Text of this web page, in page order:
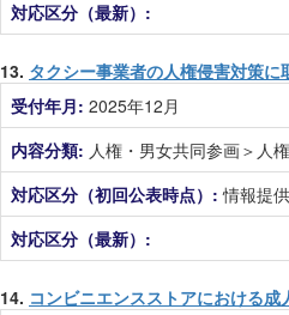
対応区分（最新）:
13. タクシー事業者の人権侵害対策に
受付年月: 2025年12月
内容分類: 人権・男女共同参画＞人
対応区分（初回公表時点）:情報提
対応区分（最新）:
14. コンビニエンスストアにおける